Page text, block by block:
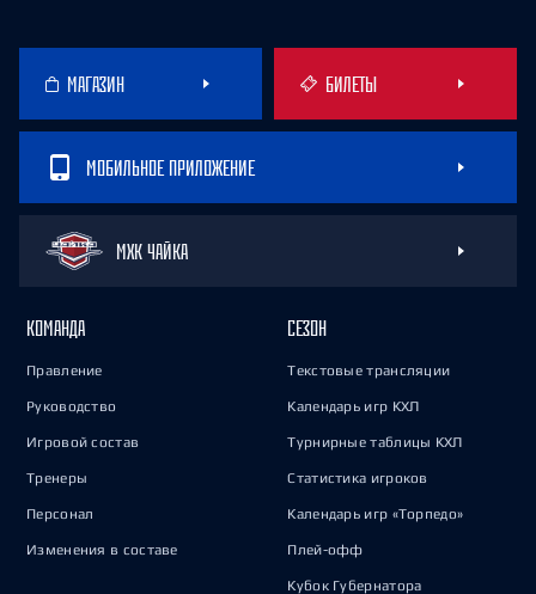
МАГАЗИН БИЛЕТЫ
МОБИЛЬНОЕ ПРИЛОЖЕНИЕ
МХК ЧАЙКА
КОМАНДА
Правление
Руководство
Игровой состав
Тренеры
Персонал
Изменения в составе
СЕЗОН
Текстовые трансляции
Календарь игр КХЛ
Турнирные таблицы КХЛ
Статистика игроков
Календарь игр «Торпедо»
Плей-офф
Кубок Губернатора